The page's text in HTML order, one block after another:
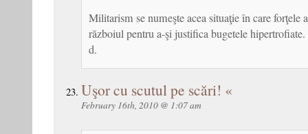
Militarism se numeşte acea situaţie în care forţele
războiul pentru a-şi justifica bugetele hipertrofiate.
d.
Uşor cu scutul pe scări! «
February 16th, 2010 @ 1:07 am